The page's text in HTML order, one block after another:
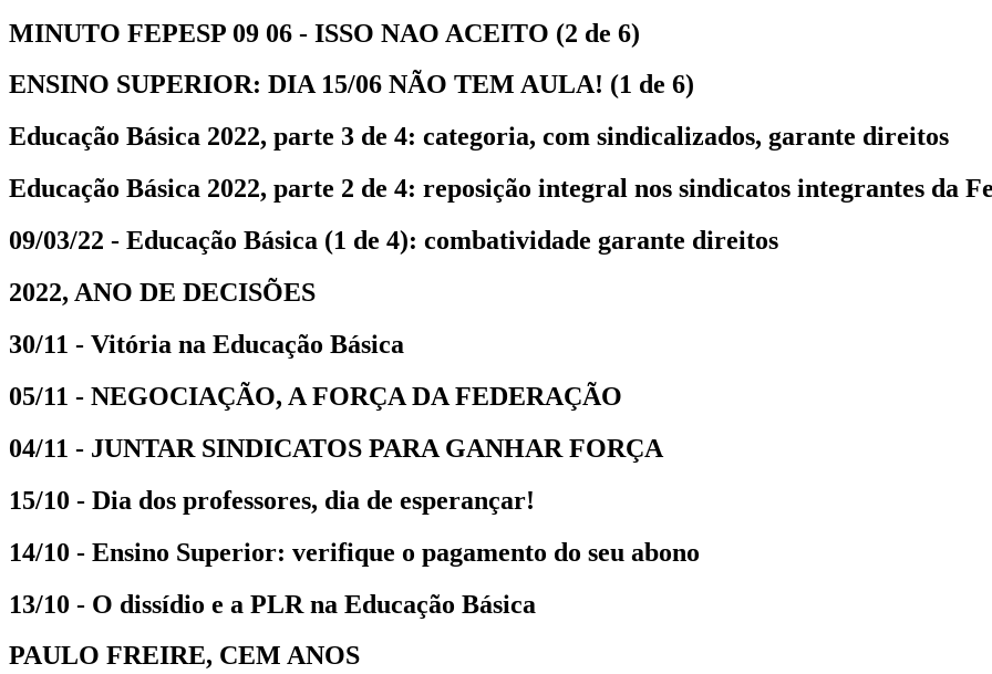
MINUTO FEPESP 09 06 - ISSO NAO ACEITO (2 de 6)
ENSINO SUPERIOR: DIA 15/06 NÃO TEM AULA! (1 de 6)
Educação Básica 2022, parte 3 de 4: categoria, com sindicalizados, garante direitos
Educação Básica 2022, parte 2 de 4: reposição integral nos sindicatos integrantes da
09/03/22 - Educação Básica (1 de 4): combatividade garante direitos
2022, ANO DE DECISÕES
30/11 - Vitória na Educação Básica
05/11 - NEGOCIAÇÃO, A FORÇA DA FEDERAÇÃO
04/11 - JUNTAR SINDICATOS PARA GANHAR FORÇA
15/10 - Dia dos professores, dia de esperançar!
14/10 - Ensino Superior: verifique o pagamento do seu abono
13/10 - O dissídio e a PLR na Educação Básica
PAULO FREIRE, CEM ANOS